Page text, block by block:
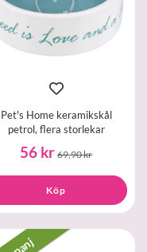
Pet's Home keramikskål
petrol, flera storlekar
56 kr 69,90 kr
Köp